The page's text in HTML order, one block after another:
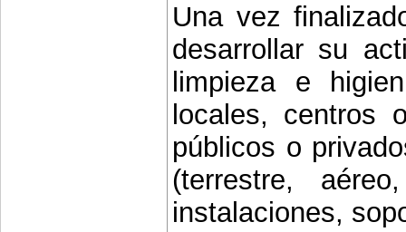
Una vez
desarrollar su
limpieza e
locales, centros
públicos o
(terrestre,
instalaciones,